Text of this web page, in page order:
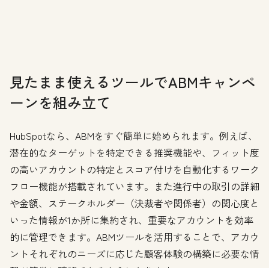
見たまま使えるツールでABMキャンペ
ーンを組み立て
HubSpotなら、ABMをすぐ簡単に始められます。例えば、
潜在的なターゲットを特定できる推奨機能や、フィット度
の高いアカウントの特定とスコア付けを自動化するワーク
フロー機能が搭載されています。また進行中の取引の詳細
や金額、ステークホルダー（決裁者や関係者）の関心度と
いった情報が1か所に集約され、重要なアカウントを効率
的に管理できます。ABMツールを活用することで、アカウ
ントそれぞれのニーズに応じた顧客体験の構築に必要な情